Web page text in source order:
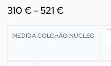
310 € 521 €
MEDIDA COLCHÃO NÚCLEO